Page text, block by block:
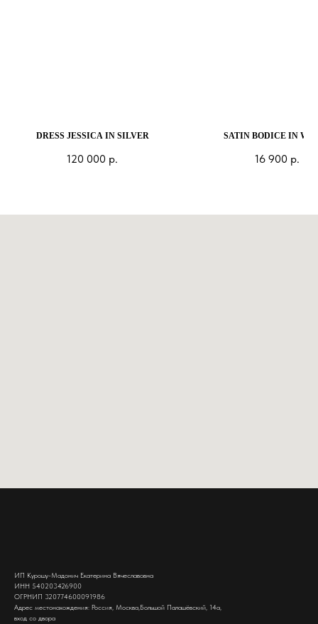
DRESS JESSICA IN SILVER
120 000 р.
SATIN BODICE IN
16 900 р.
ИП Курошу-Мадонич Екатерина Вячеславовна
ИНН 540203426900
ОГРНИП 320774600091986
Адрес местонахождения: Россия, Москва,Большой Палашёвский, 14а,
вход со двора